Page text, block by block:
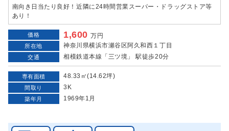
南向き日当たり良好！近隣に24時間営業スーパー・ドラッグストア等
あり！
価格 1,600万円
所在地 神奈川県横浜市瀬谷区阿久和西１丁目
交通 相模鉄道本線「三ツ境」 駅徒歩20分
専有面積 48.33㎡(14.62坪)
間取り 3K
築年月 1969年1月